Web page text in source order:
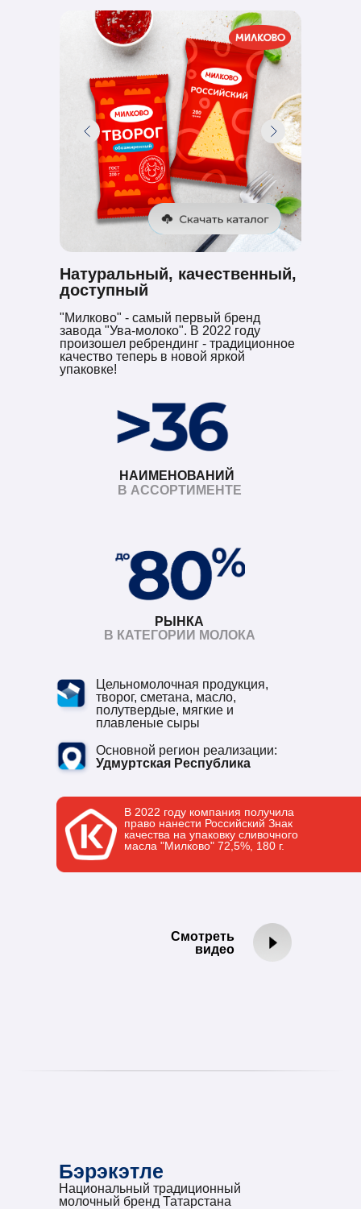
Натуральный, качественный,
доступный
"Милково" - самый первый бренд
завода "Ува-молоко". В 2022 году
произошел ребрендинг - традиционное
качество теперь в новой яркой
упаковке!
Основной регион реализации:
Удмуртская Республика
Цельномолочная продукция,
творог, сметана, масло,
полутвердые, мягкие и
плавленые сыры
В 2022 году компания получила
право нанести Российский Знак
качества на упаковку сливочного
масла "Милково" 72,5%, 180 г.
НАИМЕНОВАНИЙ
РЫНКА
В АССОРТИМЕНТЕ
В КАТЕГОРИИ МОЛОКА
Смотреть
видео
Бэрэкэтле
Национальный традиционный
молочный бренд Татарстана